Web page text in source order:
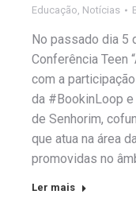
Educação, Notícias
No passado dia 5
Conferência Teen
com a
da #BookinLoop e
de Senhorim,
que atua na área
promovidas no
Ler mais